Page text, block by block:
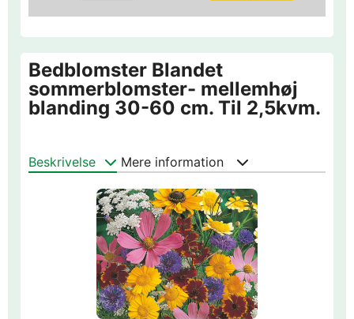
Bedblomster Blandet
sommerblomster- mellemhøj
blanding 30-60 cm. Til 2,5kvm.
Beskrivelse Mere information